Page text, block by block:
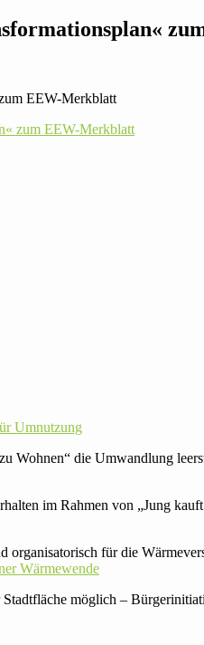
EEW-Merkblatt
zum EEW-Merkblatt
Um­nut­zung
Wohnen“ die Umwandlung
im Rah­men von „Jung
für die
Wärmewende
mög­lich –